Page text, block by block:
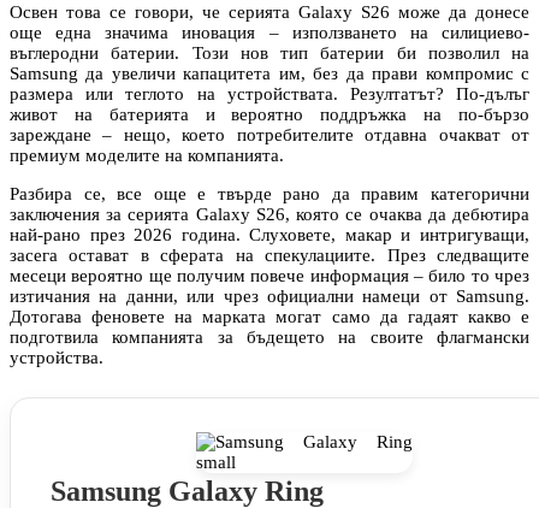
Освен това се говори, че серията Galaxy S26 може да донесе
още една значима иновация – използването на силициево-
въглеродни батерии. Този нов тип батерии би позволил на
Samsung да увеличи капацитета им, без да прави компромис с
размера или теглото на устройствата. Резултатът? По-дълъг
живот на батерията и вероятно поддръжка на по-бързо
зареждане – нещо, което потребителите отдавна очакват от
премиум моделите на компанията.
Разбира се, все още е твърде рано да правим категорични
заключения за серията Galaxy S26, която се очаква да дебютира
най-рано през 2026 година. Слуховете, макар и интригуващи,
засега остават в сферата на спекулациите. През следващите
месеци вероятно ще получим повече информация – било то чрез
изтичания на данни, или чрез официални намеци от Samsung.
Дотогава феновете на марката могат само да гадаят какво е
подготвила компанията за бъдещето на своите флагмански
устройства.
Samsung Galaxy Ring